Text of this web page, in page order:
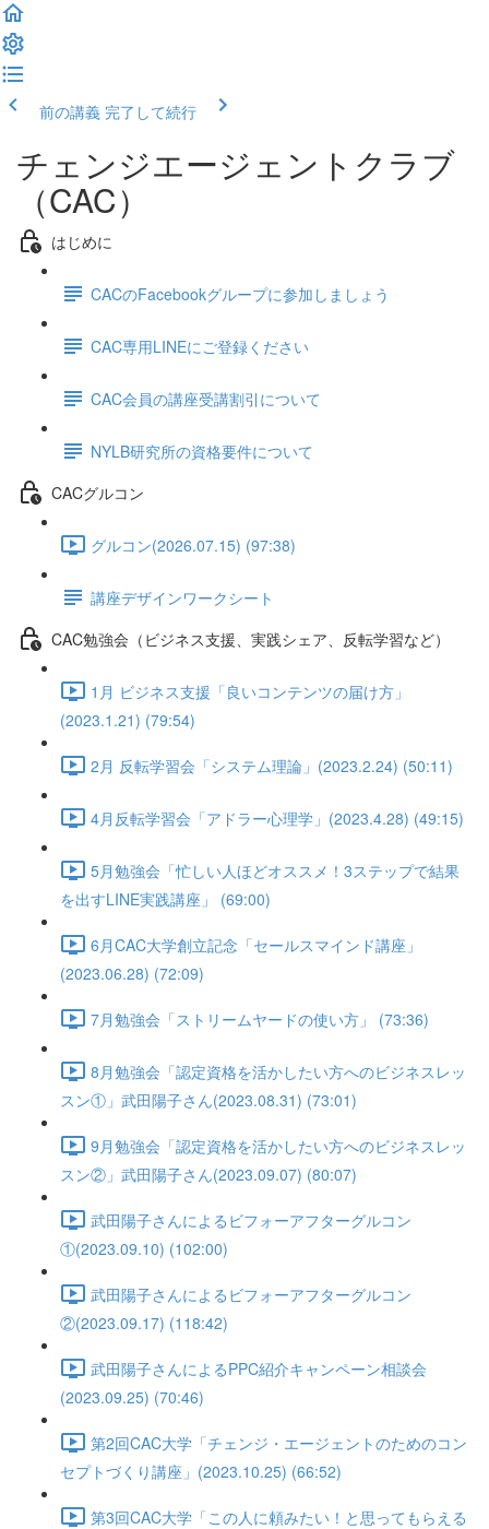
前の講義 完了して続行
チェンジエージェントクラブ
（CAC）
はじめに
CACのFacebookグループに参加しましょう
CAC専用LINEにご登録ください
CAC会員の講座受講割引について
NYLB研究所の資格要件について
CACグルコン
グルコン(2026.07.15) (97:38)
講座デザインワークシート
CAC勉強会（ビジネス支援、実践シェア、反転学習など）
1月 ビジネス支援「良いコンテンツの届け方」
(2023.1.21) (79:54)
2月 反転学習会「システム理論」(2023.2.24) (50:11)
4月反転学習会「アドラー心理学」(2023.4.28) (49:15)
5月勉強会「忙しい人ほどオススメ！3ステップで結果
を出すLINE実践講座」 (69:00)
6月CAC大学創立記念「セールスマインド講座」
(2023.06.28) (72:09)
7月勉強会「ストリームヤードの使い方」 (73:36)
8月勉強会「認定資格を活かしたい方へのビジネスレッ
スン①」武田陽子さん(2023.08.31) (73:01)
9月勉強会「認定資格を活かしたい方へのビジネスレッ
スン②」武田陽子さん(2023.09.07) (80:07)
武田陽子さんによるビフォーアフターグルコン
①(2023.09.10) (102:00)
武田陽子さんによるビフォーアフターグルコン
②(2023.09.17) (118:42)
武田陽子さんによるPPC紹介キャンペーン相談会
(2023.09.25) (70:46)
第2回CAC大学「チェンジ・エージェントのためのコン
セプトづくり講座」(2023.10.25) (66:52)
第3回CAC大学「この人に頼みたい！と思ってもらえる